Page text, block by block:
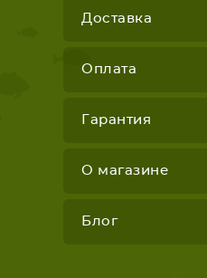
Доставка
Оплата
Гарантия
О магазине
Блог